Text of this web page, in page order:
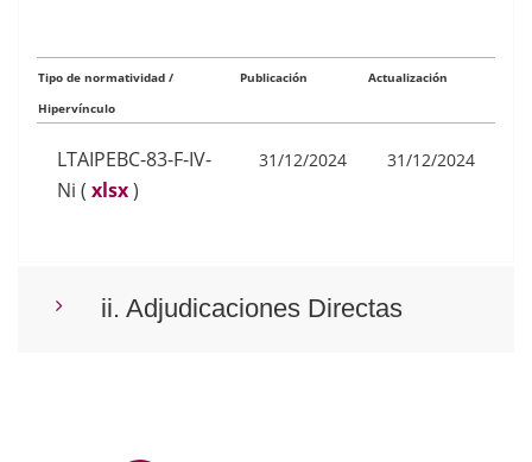
Tipo de normatividad /
Hipervínculo
Publicación Actualización
LTAIPEBC-83-F-IV-
Ni ( xlsx)
31/12/2024 31/12/2024
ii. Adjudicaciones Directas